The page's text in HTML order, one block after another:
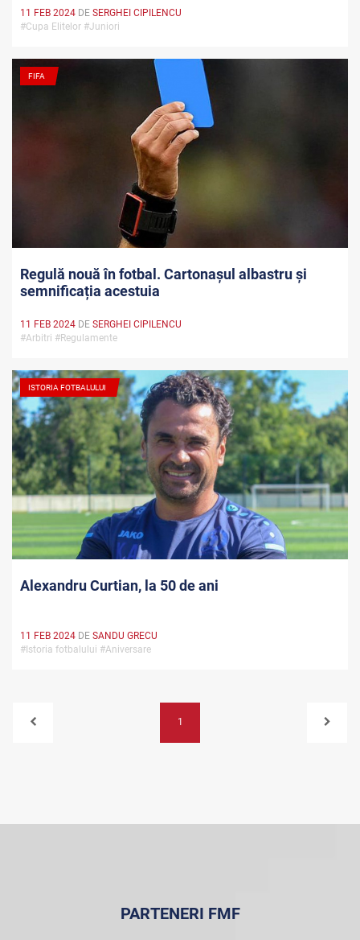
11 FEB 2024 DE SERGHEI CIPILENCU
#Cupa Elitelor #Juniori
FIFA
Regulă nouă în fotbal. Cartonașul albastru și
semnificația acestuia
11 FEB 2024 DE SERGHEI CIPILENCU
#Arbitri #Regulamente
ISTORIA FOTBALULUI
Alexandru Curtian, la 50 de ani
11 FEB 2024 DE SANDU GRECU
#Istoria fotbalului #Aniversare
1
PARTENERI FMF